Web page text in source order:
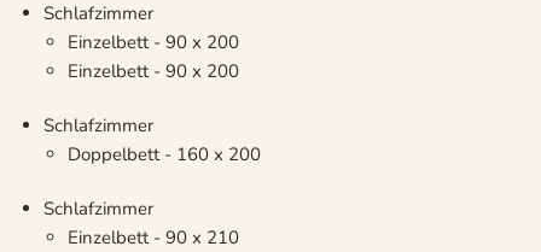
Schlafzimmer
Einzelbett - 90 x 200
Einzelbett - 90 x 200
Schlafzimmer
Doppelbett - 160 x 200
Schlafzimmer
Einzelbett - 90 x 210